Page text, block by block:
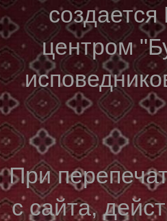
центром
При
с сайта,